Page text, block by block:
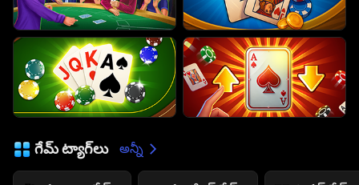
గేమ్ ట్యాగ్‌లు అన్నీ